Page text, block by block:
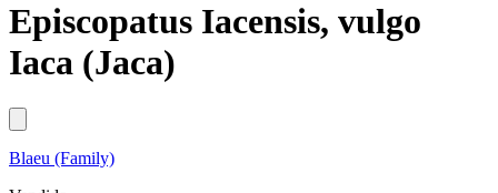
Episcopatus Iacensis, vulgo
Iaca (Jaca)
Blaeu (Family)